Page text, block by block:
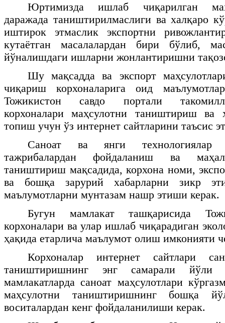
Юртимизда ишлаб чиқарилган
даражада таништирилмаслиги ва халқаро
иштирок этмаслик экспортни
кутаётган масалалардан бири бўлиб,
йўналишдаги ишларни жонлантиришни
Шу мақсадда ва экспорт
чиқариш корхоналарига оид
Тожикистон савдо портали
корхоналари маҳсулотни таништириш ва
топиш учун ўз интернет сайтларини таъсис
Саноат ва янги технологиялар
тажрибалардан фойдаланиш ва
таништириш мақсадида, корхона номи,
ва бошқа зарурий хабарларни зикр
маълумотларни мунтазам нашр этиши керак.
Бугун мамлакат ташқарисида
корхоналари ва улар ишлаб чиқарадиган
ҳақида етарлича маълумот олиш имконияти
Корхоналар интернет сайтлари
таништиришнинг энг самарали йўли
мамлакатларда саноат маҳсулотлари
маҳсулотни таништиришнинг бошқа
воситалардан кенг фойдаланилиши керак.